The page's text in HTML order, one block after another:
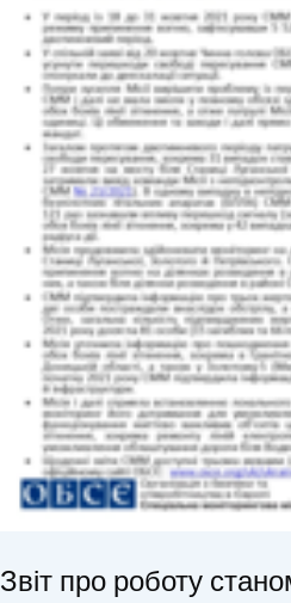
Звіт про роботу